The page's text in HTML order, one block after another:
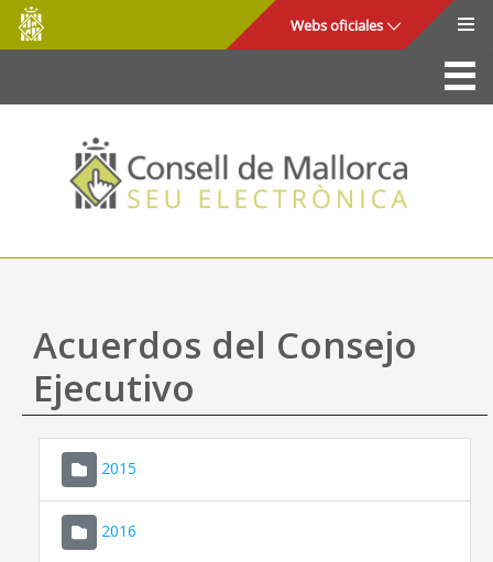
Saltar al contenido principal
Consell
de
Mallorca
Webs oficiales
La Sede
Consejo de Mallorca
Acceso y seguridad
Utilidades
Mapa web
Ayuda
Acuerdos del Consejo
Ejecutivo
2015
2016